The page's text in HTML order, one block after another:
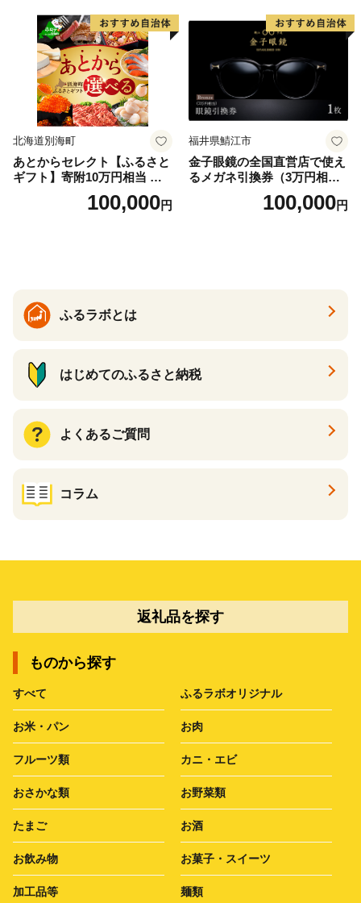
北海道別海町
あとからセレクト【ふるさと
ギフト】寄附10万円相当 あ
とから選べる！ ギフト いく
ら ほたて 海鮮 牛肉 別海町
ギフト ふるさと納税 ）
100,000円
福井県鯖江市
金子眼鏡の全国直営店で使え
るメガネ引換券（3万円相
100,000円
ふるラボとは
はじめてのふるさと納税
よくあるご質問
コラム
返礼品を探す
ものから探す
すべて ふるラボオリジナル
お米・パン お肉
フルーツ類 カニ・エビ
おさかな類 お野菜類
たまご お酒
お飲み物 お菓子・スイーツ
加工品等 麺類